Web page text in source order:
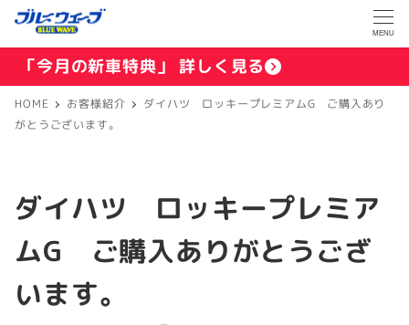
MENU
「今月の新車特典」 詳しく見る
HOME お客様紹介
ダイハツ ロッキープレミアムG ご購入あり
がとうございます。
ダイハツ ロッキープレミア
ムG ご購入ありがとうござ
います。